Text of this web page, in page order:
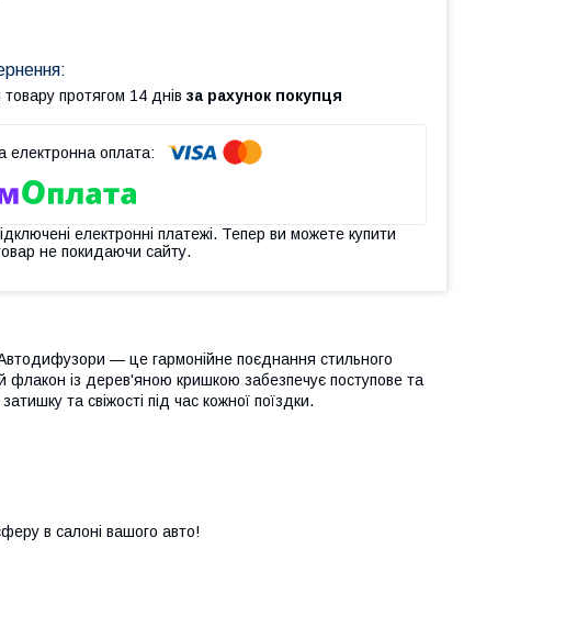
протягом 14 днів за рахунок покупця
електронні платежі. Тепер ви можете купити
не покидаючи сайту.
— це гармонійне поєднання стильного
флакон із дерев'яною кришкою забезпечує поступове та
та свіжості під час кожної поїздки.
в салоні вашого авто!